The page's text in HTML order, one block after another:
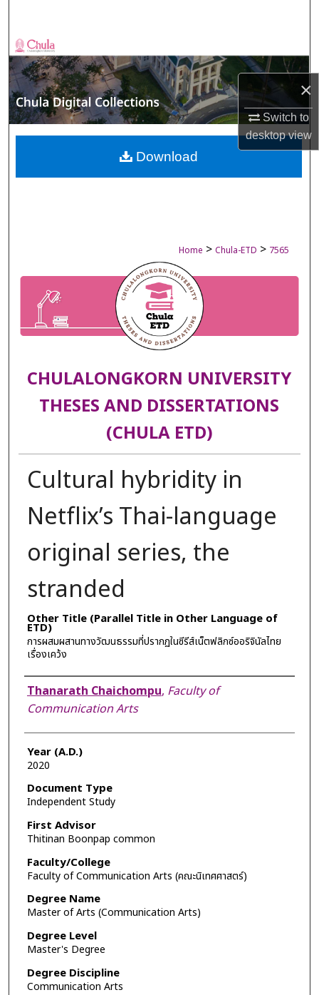
×
Switch to
desktopview
Browse Collections
My Account
About
Digital Commons Network™
Home > Chula-ETD > 7565
CHULALONGKORN UNIVERSITY
THESES AND DISSERTATIONS
(CHULA ETD)
Cultural hybridity in
Netflix’s Thai-language
original series, the
stranded
Other Title (Parallel Title in Other Language of
ETD)
การผสมผสานทางวัฒนธรรมที่ปรากฏในซีรีส์เน็ตฟลิกซ์ออริจินัลไทย
เรื่องเคว้ง
Author
Thanarath Chaichompu, Faculty of
Communication Arts
Year (A.D.)
2020
Document Type
Independent Study
First Advisor
Thitinan Boonpap common
Faculty/College
Faculty of Communication Arts (คณะนิเทศศาสตร์)
Degree Name
Master of Arts (Communication Arts)
Degree Level
Master's Degree
Degree Discipline
Communication Arts
Download